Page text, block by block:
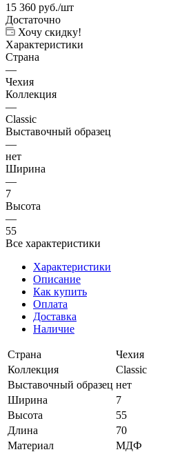
15 360 руб./шт
Достаточно
Хочу скидку!
Характеристики
Страна
—
Чехия
Коллекция
—
Classic
Выставочный образец
—
нет
Ширина
—
7
Высота
—
55
Все характеристики
Характеристики
Описание
Как купить
Оплата
Доставка
Наличие
Страна
Чехия
Коллекция
Classic
Выставочный образец нет
Ширина
7
Высота
55
Длина
70
Материал
МДФ